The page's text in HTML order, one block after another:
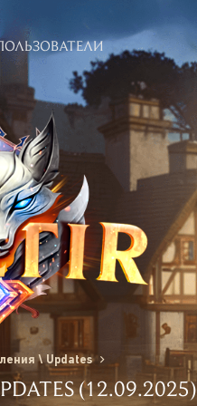
ТЕКУЩИЕ ПОСЕТИТЕЛИ
\ Updates
(12.09.2025)